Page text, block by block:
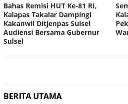
Bahas Remisi HUT Ke-81 RI,
Kalapas Takalar Dampingi
Kakanwil Ditjenpas Sulsel
Audiensi Bersama Gubernur
Sulsel
BERITA UTAMA